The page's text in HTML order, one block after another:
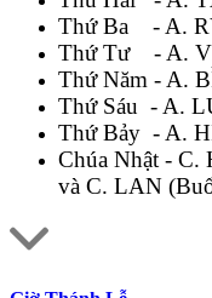
Thứ Ba - A.
Thứ Tư - A.
Thứ Năm - A.
Thứ Sáu - A.
Thứ Bảy - A.
Chúa Nhật - C.
và C. LAN